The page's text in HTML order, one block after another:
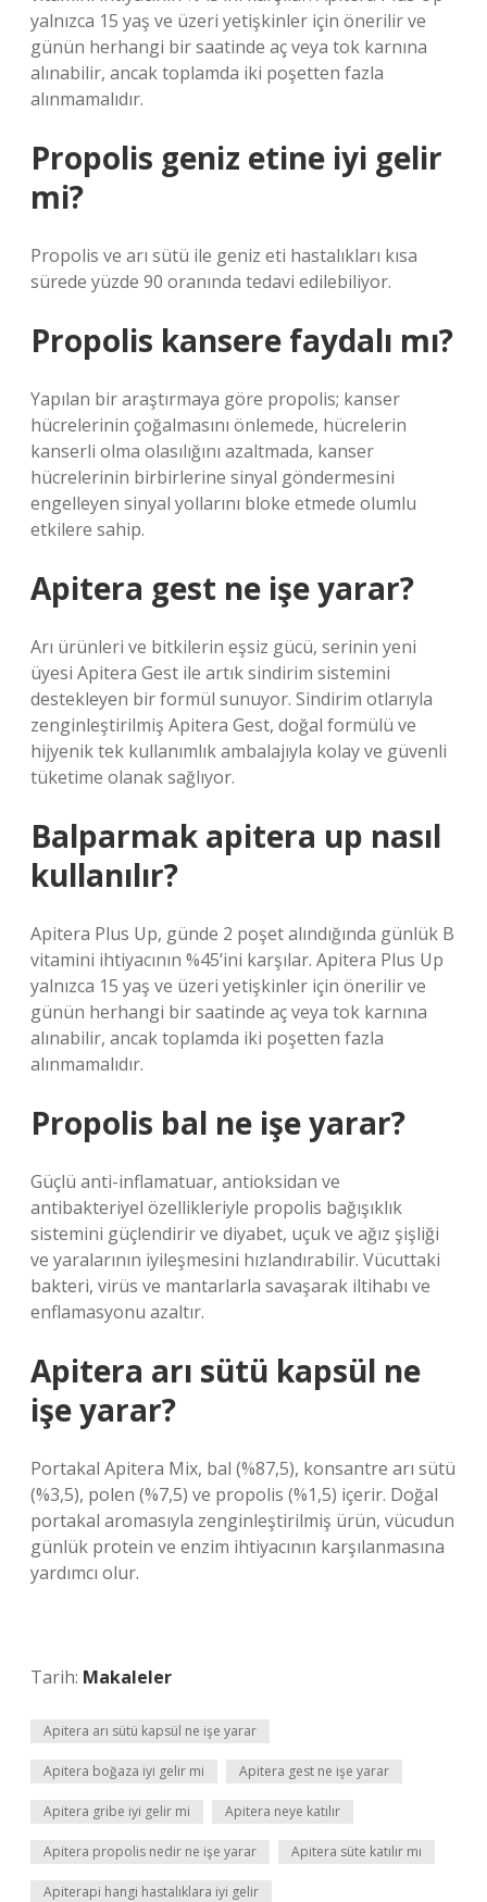
yalnızca 15 yaş ve üzeri yetişkinler için önerilir ve
günün herhangi bir saatinde aç veya tok karnına
alınabilir, ancak toplamda iki poşetten fazla
alınmamalıdır.
Propolis geniz etine iyi gelir
mi?
Propolis ve arı sütü ile geniz eti hastalıkları kısa
sürede yüzde 90 oranında tedavi edilebiliyor.
Propolis kansere faydalı mı?
Yapılan bir araştırmaya göre propolis; kanser
hücrelerinin çoğalmasını önlemede, hücrelerin
kanserli olma olasılığını azaltmada, kanser
hücrelerinin birbirlerine sinyal göndermesini
engelleyen sinyal yollarını bloke etmede olumlu
etkilere sahip.
Apitera gest ne işe yarar?
Arı ürünleri ve bitkilerin eşsiz gücü, serinin yeni
üyesi Apitera Gest ile artık sindirim sistemini
destekleyen bir formül sunuyor. Sindirim otlarıyla
zenginleştirilmiş Apitera Gest, doğal formülü ve
hijyenik tek kullanımlık ambalajıyla kolay ve güvenli
tüketime olanak sağlıyor.
Balparmak apitera up nasıl
kullanılır?
Apitera Plus Up, günde 2 poşet alındığında günlük B
vitamini ihtiyacının %45’ini karşılar. Apitera Plus Up
yalnızca 15 yaş ve üzeri yetişkinler için önerilir ve
günün herhangi bir saatinde aç veya tok karnına
alınabilir, ancak toplamda iki poşetten fazla
alınmamalıdır.
Propolis bal ne işe yarar?
Güçlü anti-inflamatuar, antioksidan ve
antibakteriyel özellikleriyle propolis bağışıklık
sistemini güçlendirir ve diyabet, uçuk ve ağız şişliği
ve yaralarının iyileşmesini hızlandırabilir. Vücuttaki
bakteri, virüs ve mantarlarla savaşarak iltihabı ve
enflamasyonu azaltır.
Apitera arı sütü kapsül ne
işe yarar?
Portakal Apitera Mix, bal (%87,5), konsantre arı sütü
(%3,5), polen (%7,5) ve propolis (%1,5) içerir. Doğal
portakal aromasıyla zenginleştirilmiş ürün, vücudun
günlük protein ve enzim ihtiyacının karşılanmasına
yardımcı olur.
Tarih: Makaleler
Apitera arı sütü kapsül ne işe yarar
Apitera boğaza iyi gelir mi Apitera gest ne işe yarar
Apitera gribe iyi gelir mi Apitera neye katılır
Apitera propolis nedir ne işe yarar Apitera süte katılır mı
Apiterapi hangi hastalıklara iyi gelir